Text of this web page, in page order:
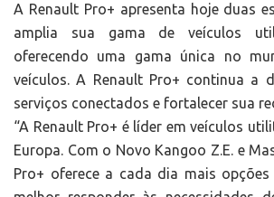
A Renault Pro+ apresenta hoje duas
amplia sua gama de veículos
oferecendo uma gama única no
veículos. A Renault Pro+ continua a
serviços conectados e fortalecer sua
“A Renault Pro+ é líder em veículos
Europa. Com o Novo Kangoo Z.E. e
Pro+ oferece a cada dia mais